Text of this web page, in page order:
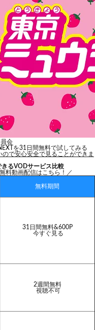
会
を31日間無料で試してみる
で安心安全で見ることができま
るVODサービス比較
料動画配信はこちら！／
無料期間
31日間無料&600P
今すぐ見る
2週間無料
視聴不可